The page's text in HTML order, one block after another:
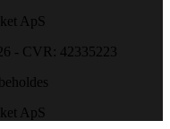
ApS
- CVR: 42335223
ApS